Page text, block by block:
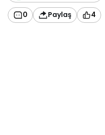
0 Paylaş 4